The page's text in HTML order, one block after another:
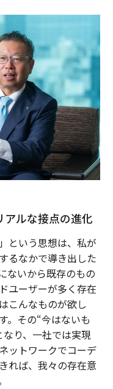
ルな接点の進化
という思想は、私が
るなかで導き出した
ないから既存のもの
ユーザーが多く存在
こんなものが欲し
。その“今はないも
り、一社では実現
ットワークでコーデ
れば、我々の存在意